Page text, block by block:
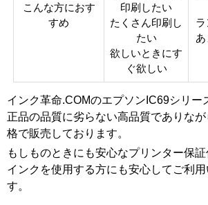
こんな方におす
すめ
印刷したい
たくさん印刷し
たい
欲しいときにす
ぐ欲しい
インク革命.COMのエプソンIC69シリー
正品の品質に劣らない高品質でありな
格で販売しております。
もしものときにも安心なプリンター保
インクを使用する方にも安心してご利
す。